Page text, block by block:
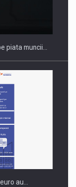
ON THE
piata muncii…
au…